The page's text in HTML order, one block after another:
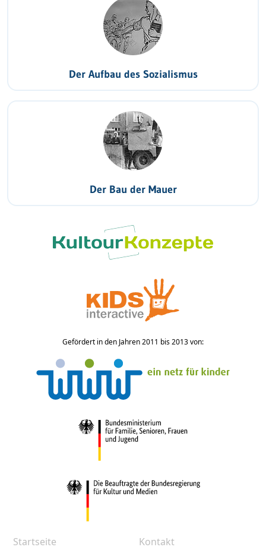
Der Aufbau des Sozialismus
Der Bau der Mauer
Gefördert in den Jahren 2011 bis 2013 von:
Startseite Kontakt